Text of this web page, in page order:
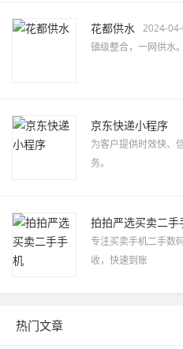
花都供水
2024-
镇级整合，一网供水。
京东快递小程序
为客户提供时效快、
务。
拍拍严选买卖二手
专注买卖手机二手数
收，快速到账
热门文章